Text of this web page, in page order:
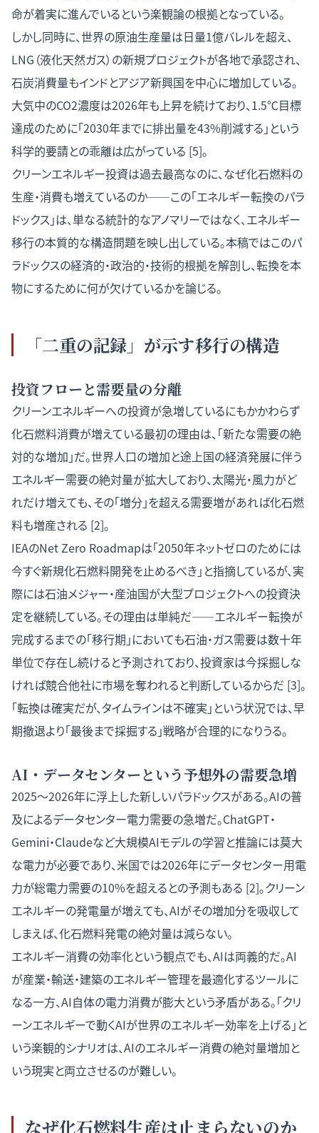
命が着実に進んでいるという楽観論の根拠となっている。
しかし同時に、世界の原油生産量は日量1億バレルを超え、
LNG（液化天然ガス）の新規プロジェクトが各地で承認され、
石炭消費量もインドとアジア新興国を中心に増加している。
大気中のCO2濃度は2026年も上昇を続けており、1.5℃目標
達成のために「2030年までに排出量を43%削減する」という
科学的要請との乖離は広がっている [5]。
クリーンエネルギー投資は過去最高なのに、なぜ化石燃料の
生産・消費も増えているのか——この「エネルギー転換のパラ
ドックス」は、単なる統計的なアノマリーではなく、エネルギー
移行の本質的な構造問題を映し出している。本稿ではこのパ
ラドックスの経済的・政治的・技術的根拠を解剖し、転換を本
物にするために何が欠けているかを論じる。
「二重の記録」が示す移行の構造
投資フローと需要量の分離
クリーンエネルギーへの投資が急増しているにもかかわらず
化石燃料消費が増えている最初の理由は、「新たな需要の絶
対的な増加」だ。世界人口の増加と途上国の経済発展に伴う
エネルギー需要の絶対量が拡大しており、太陽光・風力がど
れだけ増えても、その「増分」を超える需要増があれば化石燃
料も増産される [2]。
IEAのNet Zero Roadmapは「2050年ネットゼロのためには
今すぐ新規化石燃料開発を止めるべき」と指摘しているが、実
際には石油メジャー・産油国が大型プロジェクトへの投資決
定を継続している。その理由は単純だ——エネルギー転換が
完成するまでの「移行期」においても石油・ガス需要は数十年
単位で存在し続けると予測されており、投資家は今採掘しな
ければ競合他社に市場を奪われると判断しているからだ [3]。
「転換は確実だが、タイムラインは不確実」という状況では、早
期撤退より「最後まで採掘する」戦略が合理的になりうる。
AI・データセンターという予想外の需要急増
2025〜2026年に浮上した新しいパラドックスがある。AIの普
及によるデータセンター電力需要の急増だ。ChatGPT・
Gemini・Claudeなど大規模AIモデルの学習と推論には莫大
な電力が必要であり、米国では2026年にデータセンター用電
力が総電力需要の10%を超えるとの予測もある [2]。クリーン
エネルギーの発電量が増えても、AIがその増加分を吸収して
しまえば、化石燃料発電の絶対量は減らない。
エネルギー消費の効率化という観点でも、AIは両義的だ。AI
が産業・輸送・建築のエネルギー管理を最適化するツールに
なる一方、AI自体の電力消費が膨大という矛盾がある。「クリ
ーンエネルギーで動くAIが世界のエネルギー効率を上げる」と
いう楽観的シナリオは、AIのエネルギー消費の絶対量増加と
いう現実と両立させるのが難しい。
なぜ化石燃料生産は止まらないのか